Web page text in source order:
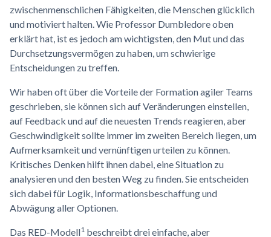
zwischenmenschlichen Fähigkeiten, die Menschen glücklich
und motiviert halten. Wie Professor Dumbledore oben
erklärt hat, ist es jedoch am wichtigsten, den Mut und das
Durchsetzungsvermögen zu haben, um schwierige
Entscheidungen zu treffen.
Wir haben oft über die Vorteile der Formation agiler Teams
geschrieben, sie können sich auf Veränderungen einstellen,
auf Feedback und auf die neuesten Trends reagieren, aber
Geschwindigkeit sollte immer im zweiten Bereich liegen, um
Aufmerksamkeit und vernünftigen urteilen zu können.
Kritisches Denken hilft ihnen dabei, eine Situation zu
analysieren und den besten Weg zu finden. Sie entscheiden
sich dabei für Logik, Informationsbeschaffung und
Abwägung aller Optionen.
Das RED-Modell1 beschreibt drei einfache, aber